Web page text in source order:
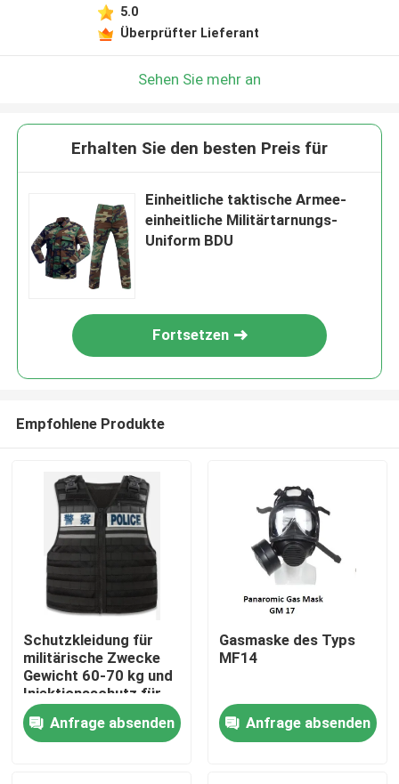
Zu Hause
Produkte
5.0
Überprüfter Lieferant
Sehen Sie mehr an
Erhalten Sie den besten Preis für
Einheitliche taktische Armee-
einheitliche Militärtarnungs-
Uniform BDU
Fortsetzen
Empfohlene Produkte
Schutzkleidung für
militärische Zwecke
Gewicht 60-70 kg und
Injektionsschutz für
Größe/Körpergröße/Gewicht/Schutzbereich
Anfrage absenden
Gasmaske des Typs
MF14
Anfrage absenden